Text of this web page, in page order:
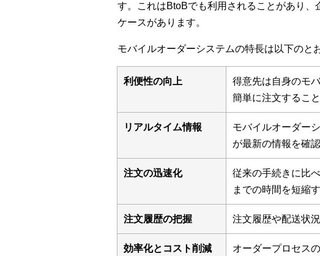
す。これはBtoBでも利用されることがあり
ケースがあります。
モバイルオーダーシステムの特長は以下のと
利便性の向上
得意先は自身のモ
簡単に注文するこ
リアルタイム情報
モバイルオーダー
が最新の情報を確
注文の迅速化
従来の手続きに比
までの時間を短縮
注文履歴の把握 注文履歴や配送状
効率化とコスト削減
オーダープロセス